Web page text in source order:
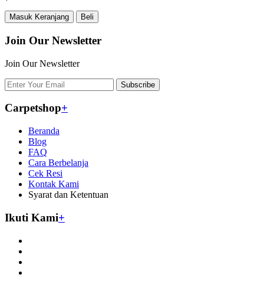
Masuk Keranjang Beli
Join Our Newsletter
Join Our Newsletter
Subscribe
Carpetshop+
Beranda
Blog
FAQ
Cara Berbelanja
Cek Resi
Kontak Kami
Syarat dan Ketentuan
Ikuti Kami+